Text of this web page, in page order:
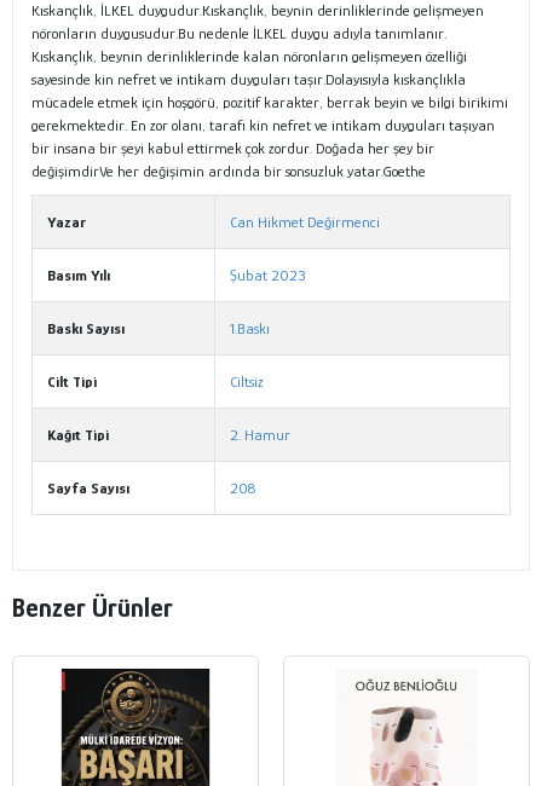
Kıskançlık, İLKEL duygudur.Kıskançlık, beynin derinliklerinde gelişmeyen
nöronların duygusudur.Bu nedenle İLKEL duygu adıyla tanımlanır.
Kıskançlık, beynin derinliklerinde kalan nöronların gelişmeyen özelliği
sayesinde kin nefret ve intikam duyguları taşır.Dolayısıyla kıskançlıkla
mücadele etmek için hoşgörü, pozitif karakter, berrak beyin ve bilgi birikimi
gerekmektedir. En zor olanı, tarafı kin nefret ve intikam duyguları taşıyan
bir insana bir şeyi kabul ettirmek çok zordur. Doğada her şey bir
değişimdirVe her değişimin ardında bir sonsuzluk yatar.Goethe
Yazar Can Hikmet Değirmenci
Basım Yılı Şubat 2023
Baskı Sayısı 1.Baskı
Cilt Tipi Ciltsiz
Kağıt Tipi 2. Hamur
Sayfa Sayısı 208
Benzer Ürünler